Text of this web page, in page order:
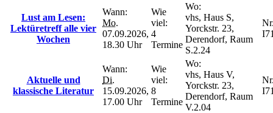
Lust am Lesen:
Lektüretreff alle vier
Wochen
Wann:
Mo.
07.09.2026,
18.30 Uhr
Wie
viel:
4
Termine
Wo:
vhs, Haus S,
Yorckstr. 23,
Derendorf, Raum
S.2.24
Aktuelle und
klassische Literatur
Wann:
Di.
15.09.2026,
17.00 Uhr
Wie
viel:
8
Termine
Wo:
vhs, Haus V,
Yorckstr. 23,
Derendorf, Raum
V.2.04